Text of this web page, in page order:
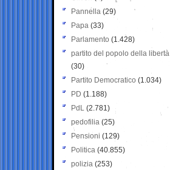
Pannella (29)
Papa (33)
Parlamento (1.428)
partito del popolo della libertà
(30)
Partito Democratico (1.034)
PD (1.188)
PdL (2.781)
pedofilia (25)
Pensioni (129)
Politica (40.855)
polizia (253)